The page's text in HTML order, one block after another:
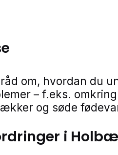
om, hvordan du
– f.eks.
og søde
i